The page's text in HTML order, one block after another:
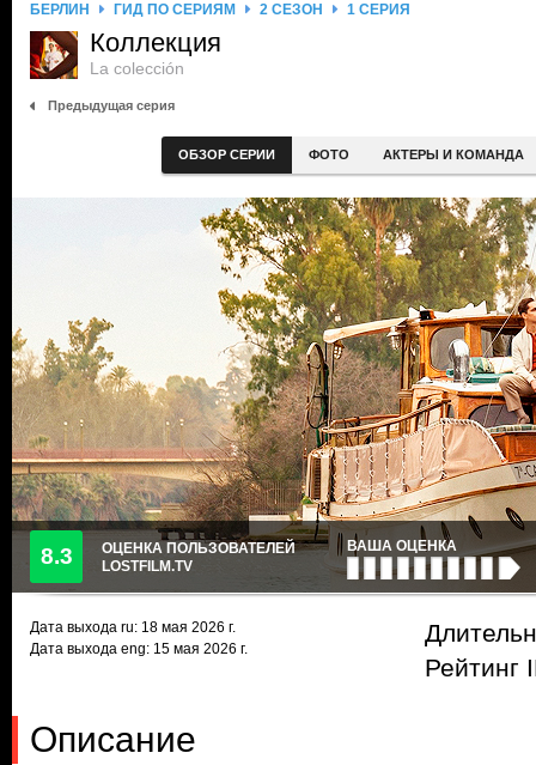
БЕРЛИН ГИД ПО СЕРИЯМ 2 СЕЗОН 1 СЕРИЯ
Коллекция
La colección
Предыдущая серия
ОБЗОР СЕРИИ ФОТО АКТЕРЫ И КОМАНДА
8.3
ОЦЕНКА ПОЛЬЗОВАТЕЛЕЙ
LOSTFILM.TV
ВАША ОЦЕНКА
Дата выхода ru: 18 мая 2026 г.
Дата выхода eng: 15 мая 2026 г.
Рейтинг
Описание